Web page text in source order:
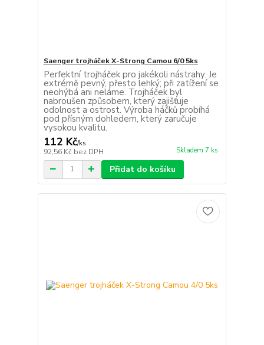
Saenger trojháček X-Strong Camou 6/0 5ks
Perfektní trojháček pro jakékoli nástrahy. Je
extrémě pevný, přesto lehký; při zatížení se
neohýbá ani neláme. Trojháček byl
nabroušen způsobem, který zajišťuje
odolnost a ostrost. Výroba háčků probíhá
pod přísným dohledem, který zaručuje
vysokou kvalitu.
112 Kč/ks
92,56 Kč bez DPH Skladem 7 ks
Přidat do košíku